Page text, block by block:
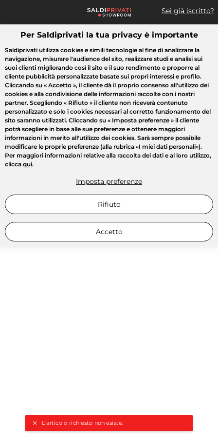
Sei già iscritto?
Cosa cerchi?
L'articolo richiesto non esiste.
Tutte le vendite Moda Casa Bellezza Elettrodomestici
Per Saldiprivati la tua privacy è importante
Saldiprivati utilizza cookies e simili tecnologie al fine di analizzare la
navigazione, misurare l'audience del sito, realizzare studi e analisi sui
suoi clienti migliorando così il sito e il suo rendimento e proporre al
cliente pubblicità personalizzate basate sui propri interessi e profilo.
Cliccando su « Accetto », il cliente dà il proprio consenso all'utilizzo dei
cookies e alla condivisione delle informazioni raccolte con i nostri
partner. Scegliendo « Rifiuto » il cliente non riceverà contenuto
personalizzato e solo i cookies necessari al corretto funzionamento del
sito saranno utilizzati. Cliccando su « Imposta preferenze » il cliente
potrà scegliere in base alle sue preferenze e ottenere maggiori
informazioni in merito all'utilizzo dei cookies. Sarà sempre possibile
modificare le proprie preferenze (alla rubrica «I miei dati personali»).
Per maggiori informazioni relative alla raccolta dei dati e al loro utilizzo,
clicca qui.
Imposta preferenze
Rifiuto
Accetto